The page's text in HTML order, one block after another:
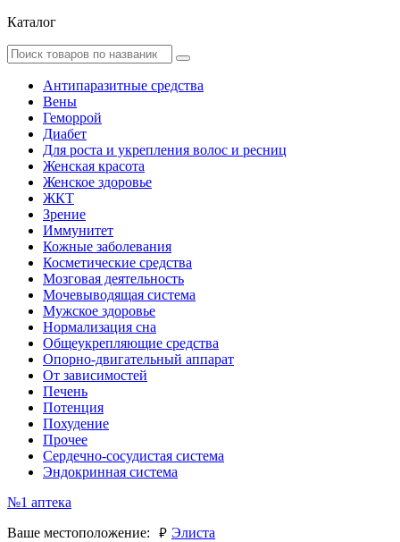
Каталог
Антипаразитные средства
Вены
Геморрой
Диабет
Для роста и укрепления волос и ресниц
Женская красота
Женское здоровье
ЖКТ
Зрение
Иммунитет
Кожные заболевания
Косметические средства
Мозговая деятельность
Мочевыводящая система
Мужское здоровье
Нормализация сна
Общеукрепляющие средства
Опорно-двигательный аппарат
От зависимостей
Печень
Потенция
Похудение
Прочее
Сердечно-сосудистая система
Эндокринная система
№1 аптека
Ваше местоположение:
руб. Элиста